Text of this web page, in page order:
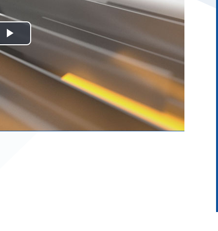
Odtwórz
wideo